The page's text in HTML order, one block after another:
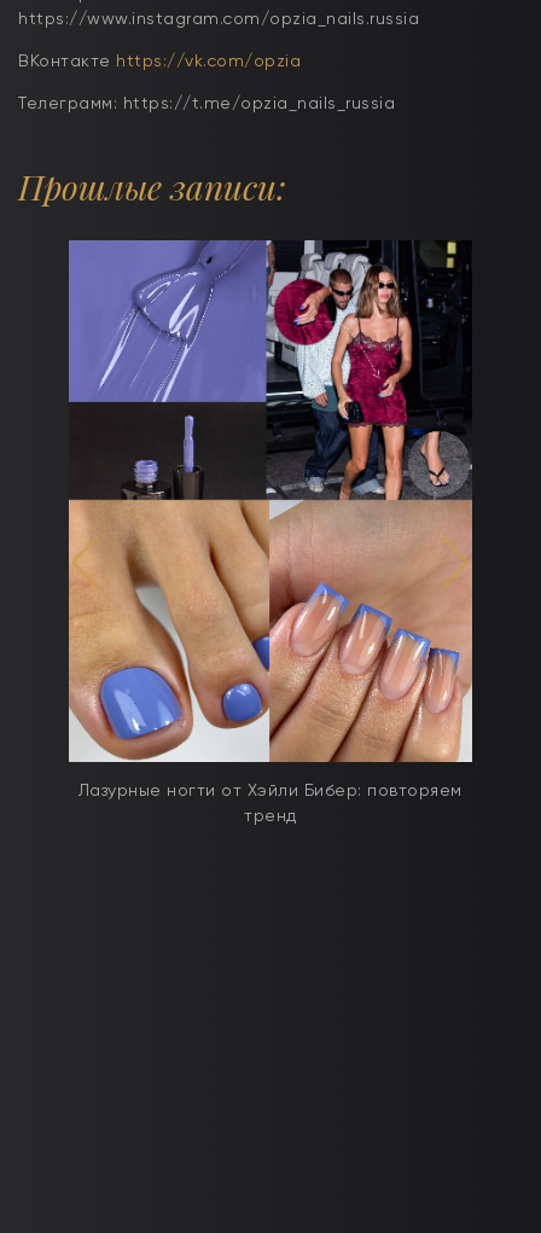
https://www.instagram.com/opzia_nails.russia
ВКонтакте https://vk.com/opzia
Телеграмм: https://t.me/opzia_nails_russia
Прошлые записи:
Лазурные ногти от Хэйли Бибер: повторяем
тренд